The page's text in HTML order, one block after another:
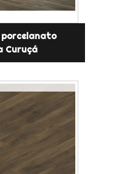
porcelanato
Curuçá